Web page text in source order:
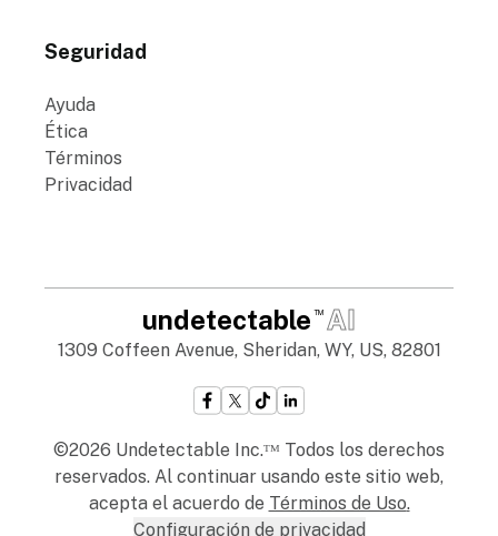
Seguridad
Ayuda
Ética
Términos
Privacidad
undetectable TM AI
1309 Coffeen Avenue, Sheridan, WY, US, 82801
©2026 Undetectable Inc.ᵀᴹ Todos los derechos
reservados. Al continuar usando este sitio web,
acepta el acuerdo de Términos de Uso.
Configuración de privacidad